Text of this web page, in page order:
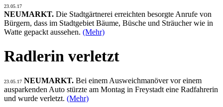
23.05.17
NEUMARKT. Die Stadtgärtnerei erreichten besorgte Anrufe von
Bürgern, dass im Stadtgebiet Bäume, Büsche und Sträucher wie in
Watte gepackt aussehen. (Mehr)
Radlerin verletzt
23.05.17 NEUMARKT. Bei einem Ausweichmanöver vor einem
ausparkenden Auto stürzte am Montag in Freystadt eine Radfahrerin
und wurde verletzt. (Mehr)